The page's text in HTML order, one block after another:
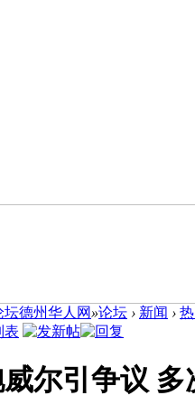
坛德州华人网 »论坛 › 新闻 ›
表
尔引争议